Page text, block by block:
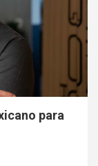
para